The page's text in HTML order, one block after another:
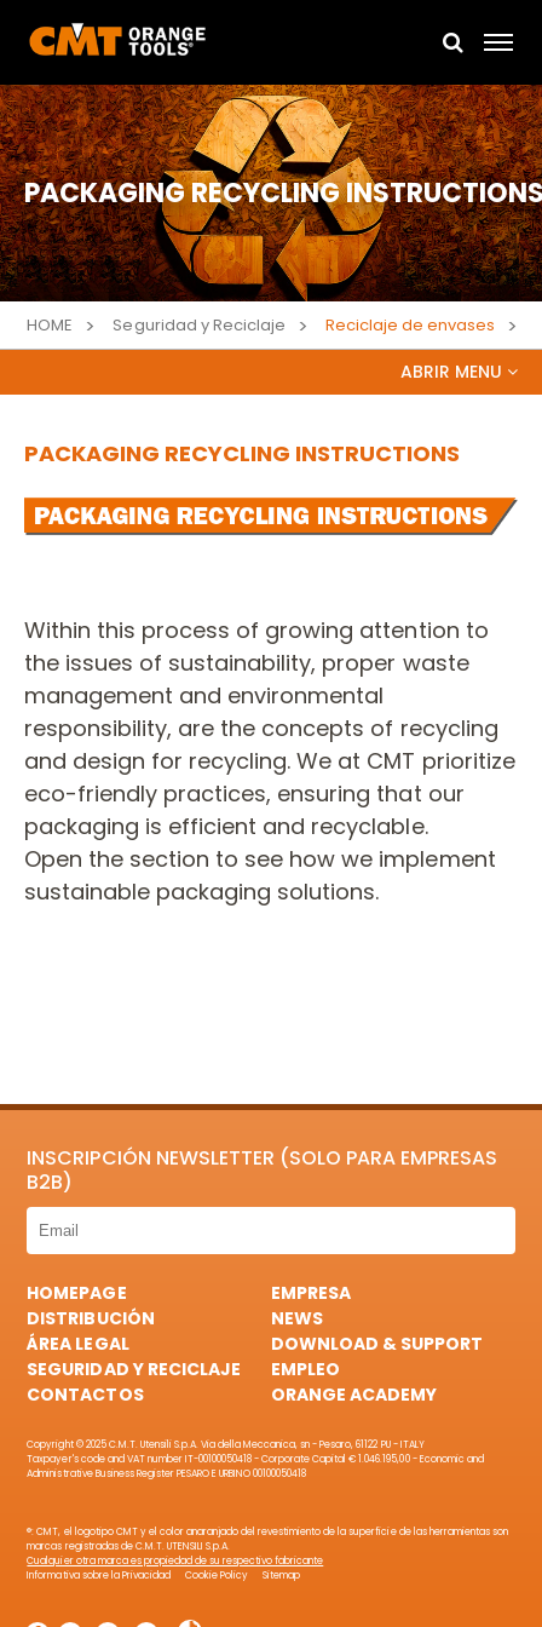
PACKAGING RECYCLING
HOME Seguridad y Reciclaje Reciclaje de envases
ABRIR MENU
HOJAS DE SEGURIDAD (MSDS O SDS) Y CLASIFICACIÓN DE
SAFETY GATE (GPSR)
P65 CALIFORNIA PROPOSITION WARINING
PACKAGING RECYCLING INSTRUCTIONS
Within this process of growing attention to
the issues of sustainability, proper waste
management and environmental
responsibility, are the concepts of recycling
and design for recycling.We at CMT prioritize
eco-friendly practices, ensuring that our
packaging is efficient and recyclable.
Open the section to see how we implement
sustainable packaging solutions.
INSCRIPCIÓN NEWSLETTER (SOLO PARA EMPRESAS
B2B)
HOMEPAGE
EMPRESA
DISTRIBUCIÓN
NEWS
ÁREA LEGAL
DOWNLOAD & SUPPORT
SEGURIDAD Y RECICLAJE
EMPLEO
CONTACTOS
ORANGE ACADEMY
Copyright © 2025 C.M.T. Utensili S.p.A. Via della Meccanica, sn - Pesaro, 61122 PU - ITALY
Taxpayer's code and VAT number IT-00100050418 - Corporate Capital € 1.046.195,00 - Economic and
Administrative Business Register PESARO E URBINO 00100050418
®: CMT, el logotipo CMT y el color anaranjado del revestimiento de la superficie de las herramientas son
marcas registradas de C.M.T. UTENSILI S.p.A.
Cualquier otra marca es propiedad de su respectivo fabricante
Informativa sobre la Privacidad
Cookie Policy Sitemap